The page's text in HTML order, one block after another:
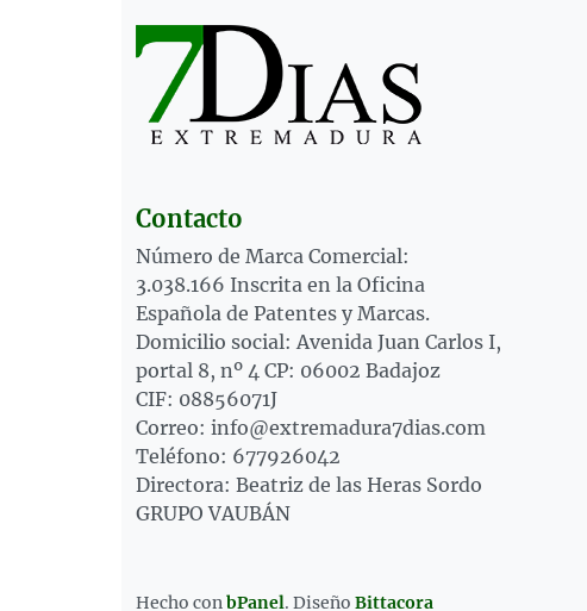
Contacto
Número de Marca Comercial:
3.038.166 Inscrita en la Oficina
Española de Patentes y Marcas.
Domicilio social: Avenida Juan Carlos I,
portal 8, nº 4 CP: 06002 Badajoz
CIF: 08856071J
Correo: info@extremadura7dias.com
Teléfono: 677926042
Directora: Beatriz de las Heras Sordo
GRUPO VAUBÁN
Hecho conbPanel. Diseño Bittacora